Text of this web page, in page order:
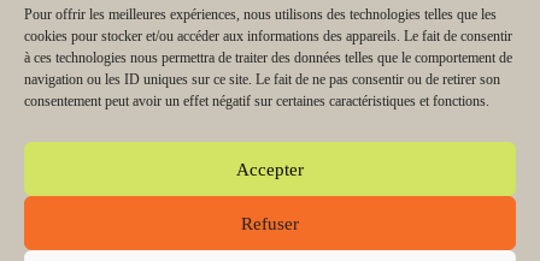
Pour offrir les meilleures expériences, nous utilisons des technologies telles que les
cookies pour stocker et/ou accéder aux informations des appareils. Le fait de consentir
à ces technologies nous permettra de traiter des données telles que le comportement de
navigation ou les ID uniques sur ce site. Le fait de ne pas consentir ou de retirer son
consentement peut avoir un effet négatif sur certaines caractéristiques et fonctions.
Accepter
Refuser
Éducateur canin dans le Doubs
Éducateur canin dans le Territoire de Belfort
Éducateur canin en Haute-Marne
Éducateur de chiot en Haute-Saône
Éducateur de chiot dans les Vosges
Lecteur
audio
Copyright © 2026 Change my dog Educateur et
comportementaliste canin Haute-Saône Vosges | Propulsé